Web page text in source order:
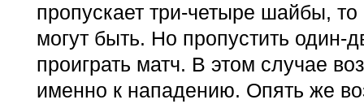
пропускает три-четыре шайбы,
могут быть. Но пропустить один-
проиграть матч. В этом случае
именно к нападению. Опять же